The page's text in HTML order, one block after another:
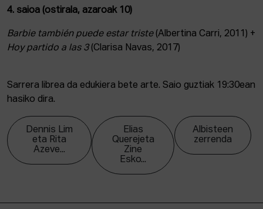
4. saioa (ostirala, azaroak 10)
Barbie también puede estar triste(Albertina Carri, 2011) +
Hoy partido a las 3(Clarisa Navas, 2017)
Sarrera librea da edukiera bete arte. Saio guztiak 19:30ean
hasiko dira.
Dennis Lim
eta Rita
Azeve...
Elias
Querejeta
Zine
Esko...
Albisteen
zerrenda